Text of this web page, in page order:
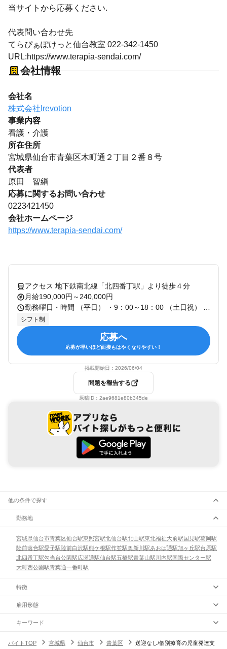
当サイトから応募ください.
代表問い合わせ先
てらぴぁぽけっと仙台教室 022-342-1450
URL:https://www.terapia-sendai.com/
会社情報
会社名
株式会社Irevotion
事業内容
看護・介護
所在住所
宮城県仙台市青葉区木町通２丁目２番８号
代表者
原田 智綱
応募に関するお問い合わせ
0223421450
会社ホームページ
https://www.terapia-sendai.com/
アクセス 地下鉄南北線「北四番丁駅」より徒歩４分
月給190,000円～240,000円
シフト制
応募へ
応募が早いほど面接もはやくなりやすい！
掲載開始日： 2026/06/04
問題を報告する
原稿ID： 2ae9681e80b345de
他の条件で探す
勤務地
宮城県仙台市青葉区仙台駅東照宮駅北仙台駅北山駅東北福祉大前駅 国見駅葛岡駅
陸前落合駅愛子駅陸前白沢駅熊ケ根駅作並駅奥新川駅あおば通駅旭ヶ丘駅台原駅
北四番丁駅勾当台公園駅広瀬通駅仙台駅五橋駅青葉山駅 川内駅 国際センター駅
大町西公園駅青葉通一番町駅
特徴
雇用形態
キーワード
バイトTOP 宮城県 仙台市 青葉区 送迎なし/個別療育の児童発達支